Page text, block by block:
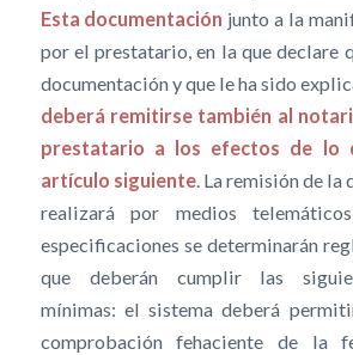
Esta documentación junto a la
por el prestatario, en la que declare
documentación y que le ha sido
deberá remitirse también al
prestatario a los efectos de lo
artículo siguiente. La remisión de la
realizará por medios
especificaciones se determinarán
que deberán cumplir las
mínimas: el sistema deberá
comprobación fehaciente de la